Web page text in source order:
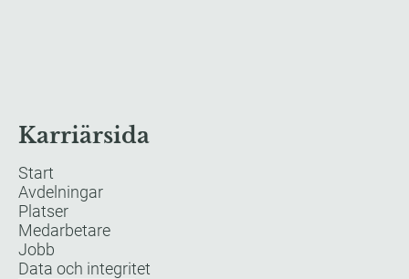
Karriärsida
Start
Avdelningar
Platser
Medarbetare
Jobb
Data och integritet